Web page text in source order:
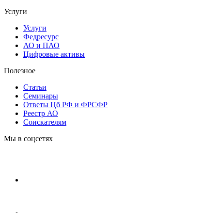
Услуги
Услуги
Федресурс
АО и ПАО
Цифровые активы
Полезное
Статьи
Cеминары
Ответы Цб РФ и ФРСФР
Реестр АО
Соискателям
Мы в соцсетях